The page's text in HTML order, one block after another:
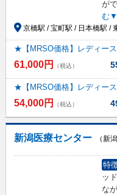
が
む▼
京橋駅 / 宝町駅 / 日本橋駅 /
★【MRSO価格】レディー
61,000円 （税込）
★【MRSO価格】レディー
54,000円 （税込）
新潟医療センター
（新
特
ッ
な